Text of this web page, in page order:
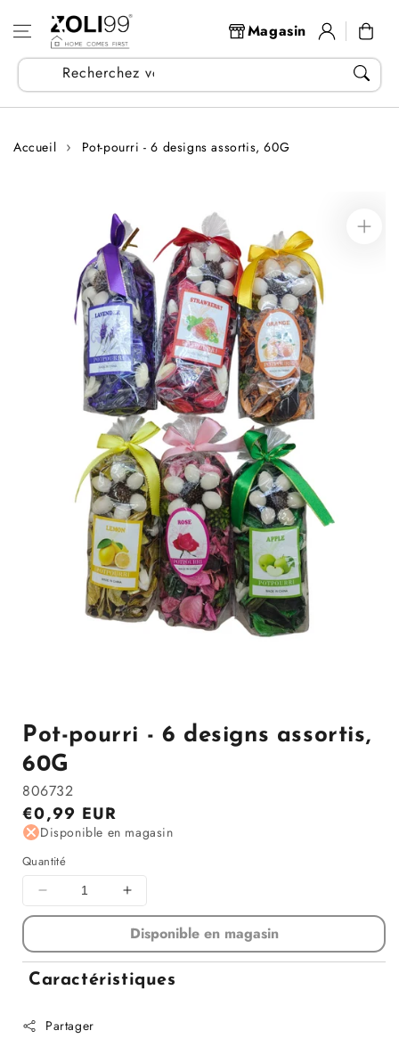
contenu
Recherchez vos articles...
Magasin
connecter
Panier
Accueil Pot-pourri - 6 designs assortis, 60G
sur le produit
1
dans
la
modale
Pot-pourri - 6 designs assortis,
60G
806732
Prix
régulier
€0,99 EUR
Disponible en magasin
Quantité
Diminuer
la
pour
Pot-
pourri
6
Augmenter
la
quantité
pour
Pot-
pourri
Disponible en magasin
Caractéristiques
Partager